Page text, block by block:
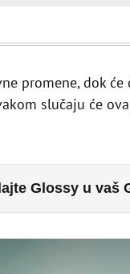
promene, dok
slučaju će
Glossy u vaš